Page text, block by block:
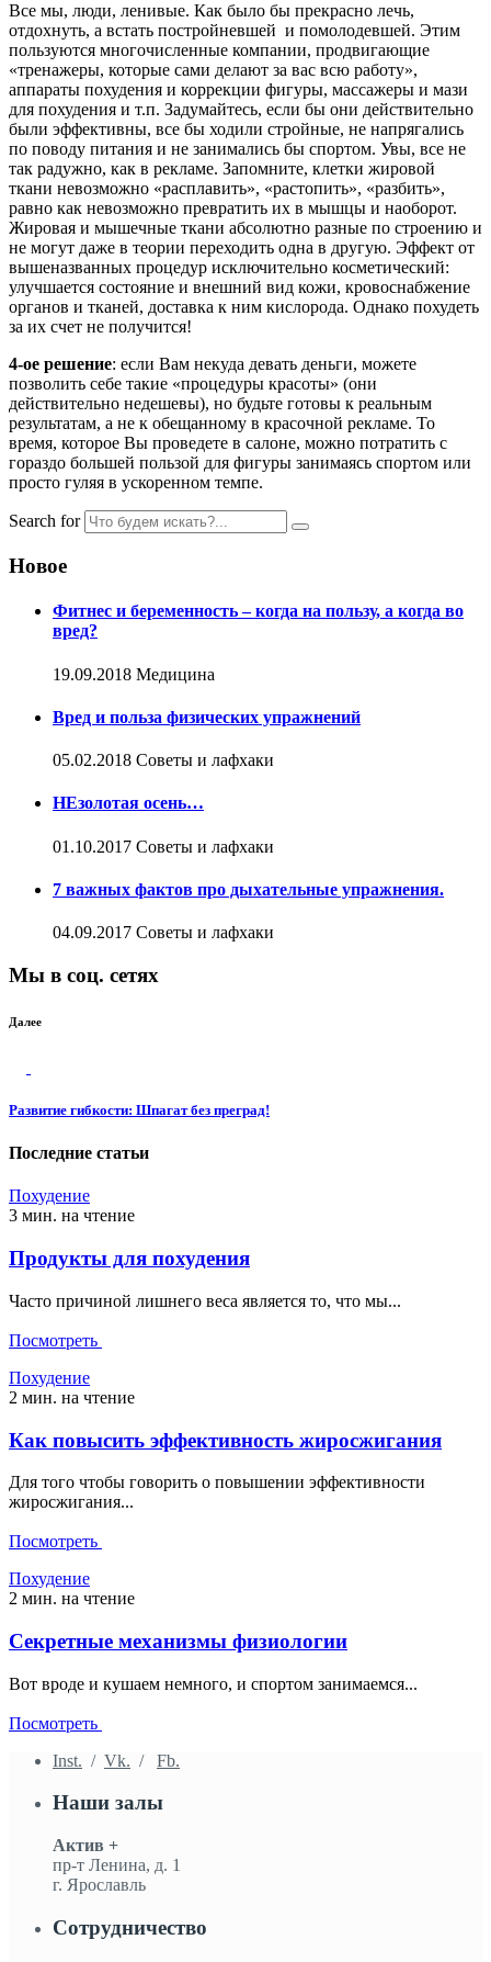
Все мы, люди, ленивые. Как было бы прекрасно лечь,
отдохнуть, а встать постройневшей и помолодевшей. Этим
пользуются многочисленные компании, продвигающие
«тренажеры, которые сами делают за вас всю работу»,
аппараты похудения и коррекции фигуры, массажеры и мази
для похудения и т.п. Задумайтесь, если бы они действительно
были эффективны, все бы ходили стройные, не напрягались
по поводу питания и не занимались бы спортом. Увы, все не
так радужно, как в рекламе. Запомните, клетки жировой
ткани невозможно «расплавить», «растопить», «разбить»,
равно как невозможно превратить их в мышцы и наоборот.
Жировая и мышечные ткани абсолютно разные по строению и
не могут даже в теории переходить одна в другую. Эффект от
вышеназванных процедур исключительно косметический:
улучшается состояние и внешний вид кожи, кровоснабжение
органов и тканей, доставка к ним кислорода. Однако похудеть
за их счет не получится!
4-ое решение: если Вам некуда девать деньги, можете
позволить себе такие «процедуры красоты» (они
действительно недешевы), но будьте готовы к реальным
результатам, а не к обещанному в красочной рекламе. То
время, которое Вы проведете в салоне, можно потратить с
гораздо большей пользой для фигуры занимаясь спортом или
просто гуляя в ускоренном темпе.
Search for
Новое
Фитнес и беременность – когда на пользу, а когда во
вред?
19.09.2018 Медицина
Вред и польза физических упражнений
05.02.2018 Советы и лафхаки
НЕзолотая осень…
01.10.2017 Советы и лафхаки
7 важных фактов про дыхательные упражнения.
04.09.2017 Советы и лафхаки
Мы в соц. сетях
Далее
Развитие гибкости: Шпагат без преград!
Последние статьи
Похудение
3 мин. на чтение
Продукты для похудения
Часто причиной лишнего веса является то, что мы...
Посмотреть
Похудение
2 мин. на чтение
Как повысить эффективность жиросжигания
Для того чтобы говорить о повышении эффективности
жиросжигания...
Посмотреть
Похудение
2 мин. на чтение
Секретные механизмы физиологии
Вот вроде и кушаем немного, и спортом занимаемся...
Посмотреть
Inst. / Vk. / Fb.
Наши залы
Актив +
пр-т Ленина, д. 1
г. Ярославль
Сотрудничество